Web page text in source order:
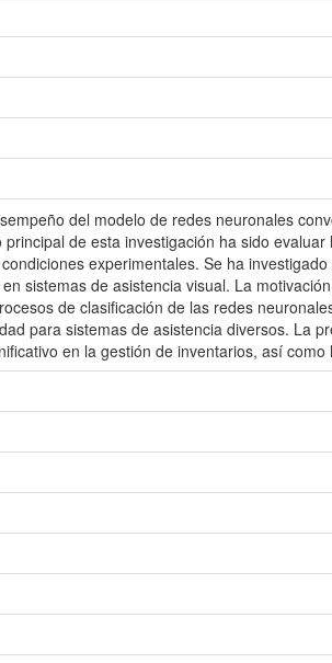
del modelo de redes neuronales
de esta investigación ha sido
experimentales. Se ha
sistemas de asistencia visual. La
de clasificación de las redes
para sistemas de asistencia diversos. La
en la gestión de inventarios, así como